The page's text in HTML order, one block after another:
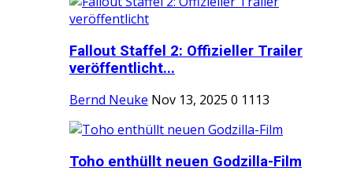
Fallout Staffel 2: Offizieller Trailer
veröffentlicht...
Bernd Neuke Nov 13, 2025 0 1113
Toho enthüllt neuen Godzilla-Film